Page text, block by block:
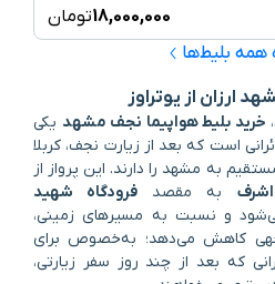
18,000,000تومان
بلیط‌ها
ارزان از یوتراوز
خرید بلیط هواپیما نجف مشهد یکی
است که بعد از زیارت نجف، کربلا
به مشهد را دارند. این پرواز از
به مقصد فرودگاه شهید
و نسبت به مسیرهای زمینی،
کاهش می‌دهد؛ به‌خصوص برای
که بعد از چند روز سفر زیارتی،